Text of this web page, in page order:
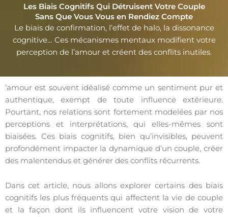
Les Biais Cognitifs Qui Détruisent Votre Couple
Sans Que Vous Vous en Rendiez Compte
Le biais de confirmation, l’effet de halo, la dissonance
cognitive… Ces mécanismes mentaux modifient votre
perception de l’amour et créent des conflits inutiles.
’amour est souvent idéalisé comme un sentiment pur et
authentique, exempt de toute influence extérieure.
Pourtant, nos relations sont fortement modelées par nos
perceptions et interprétations, qui elles-mêmes sont
biaisées. Ces biais cognitifs, bien qu’invisibles, peuvent
profondément impacter la dynamique d’un couple, créer
des malentendus et générer des conflits récurrents.
Dans cet article, nous allons explorer certains des biais
cognitifs les plus fréquents qui affectent la vie de couple
et la façon dont ils influencent votre vision de votre